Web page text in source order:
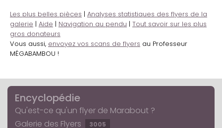
Les plus belles pièces | Analyses statistiques des flyers de la
galerie | Aide | Navigation au pendu | Tout savoir sur les plus
gros donateurs
Vous aussi, envoyez vos scans de flyers au Professeur
MÉGABAMBOU !
Encyclopédie
Qu'est-ce qu'un flyer de Marabout ?
Galerie des Flyers
3005